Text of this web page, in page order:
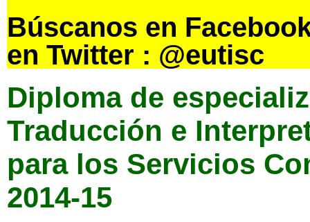
Búscanos en
en Twitter : @eutisc
Diploma de
Traducción e
para los Servicios
2014-15